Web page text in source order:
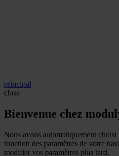
principal
close
Bienvenue chez
Nous avons automatiquement
fonction des paramètres de votre
modifier vos paramètres plus tard.